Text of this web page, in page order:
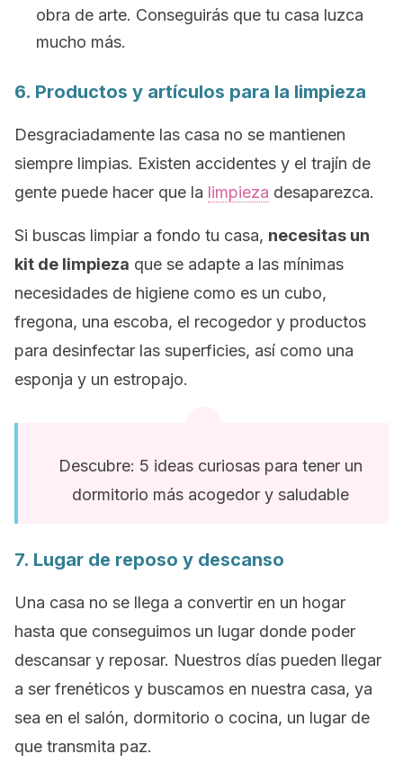
obra de arte. Conseguirás que tu casa luzca
mucho más.
6. Productos y artículos para la limpieza
Desgraciadamente las casa no se mantienen
siempre limpias. Existen accidentes y el trajín de
gente puede hacer que la limpieza desaparezca.
Si buscas limpiar a fondo tu casa, necesitas un
kit de limpieza que se adapte a las mínimas
necesidades de higiene como es un cubo,
fregona, una escoba, el recogedor y productos
para desinfectar las superficies, así como una
esponja y un estropajo.
Descubre: 5 ideas curiosas para tener un
dormitorio más acogedor y saludable
7. Lugar de reposo y descanso
Una casa no se llega a convertir en un hogar
hasta que conseguimos un lugar donde poder
descansar y reposar. Nuestros días pueden llegar
a ser frenéticos y buscamos en nuestra casa, ya
sea en el salón, dormitorio o cocina, un lugar de
que transmita paz.